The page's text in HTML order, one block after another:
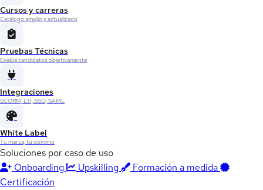
Cursos y carreras
Catálogo amplio y actualizado
Pruebas Técnicas
Evalúa candidatos objetivamente
Integraciones
SCORM, LTI, SSO, SAML
White Label
Tu marca, tu dominio
Soluciones por caso de uso
Onboarding
Upskilling
Formación a medida
Certificación